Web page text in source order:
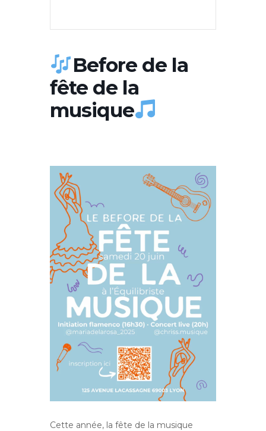
Before de la
fête de la
musique
Cette année, la fête de la musique